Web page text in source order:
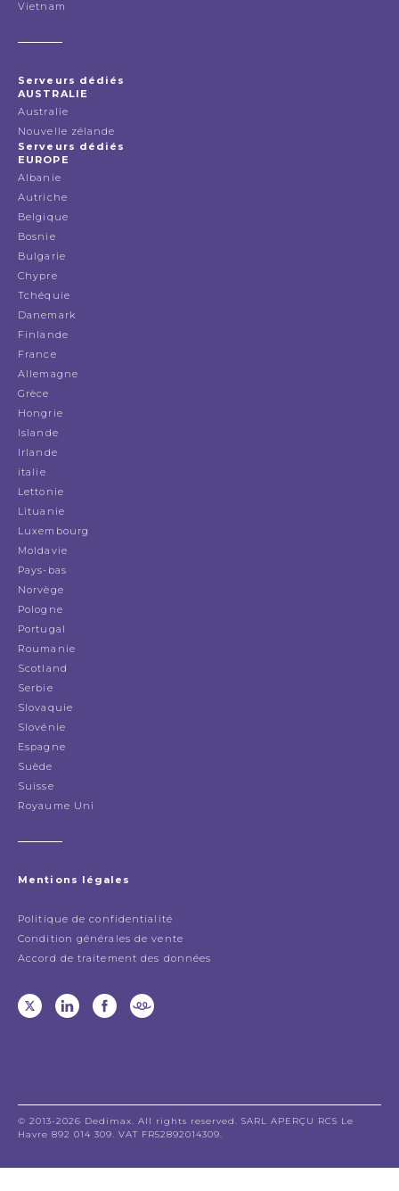
Vietnam
Serveurs dédiés
AUSTRALIE
Australie
Nouvelle zélande
Serveurs dédiés
EUROPE
Albanie
Autriche
Belgique
Bosnie
Bulgarie
Chypre
Tchéquie
Danemark
Finlande
France
Allemagne
Grèce
Hongrie
Islande
Irlande
italie
Lettonie
Lituanie
Luxembourg
Moldavie
Pays-bas
Norvège
Pologne
Portugal
Roumanie
Scotland
Serbie
Slovaquie
Slovénie
Espagne
Suède
Suisse
Royaume Uni
Mentions légales
Politique de confidentialité
Condition générales de vente
Accord de traitement des données
© 2013-2026 Dedimax. All rights reserved. SARL APERÇU RCS Le
Havre 892 014 309. VAT FR52892014309.